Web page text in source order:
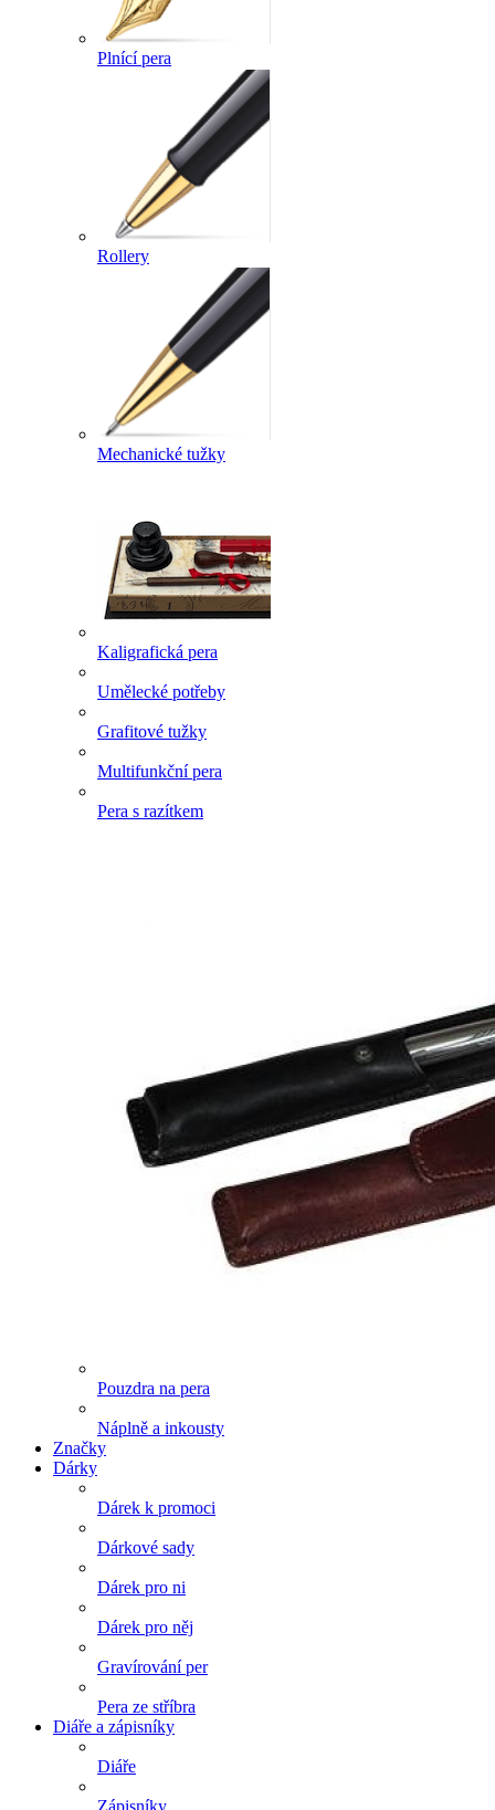
Plnící pera
Rollery
Mechanické tužky
Kaligrafická pera
Umělecké potřeby
Grafitové tužky
Multifunkční pera
Pera s razítkem
Pouzdra na pera
Náplně a inkousty
Značky
Dárky
Dárek k promoci
Dárkové sady
Dárek pro ni
Dárek pro něj
Gravírování per
Pera ze stříbra
Diáře a zápisníky
Diáře
Zápisníky